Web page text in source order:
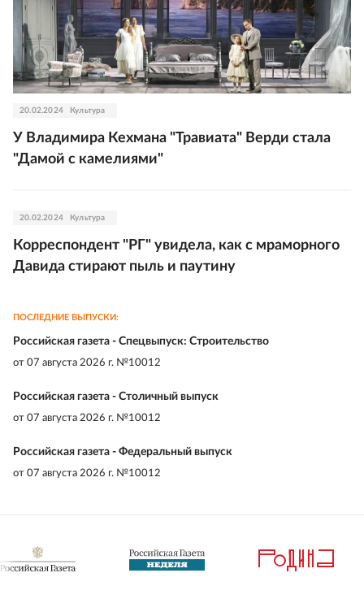
20.02.2024 Культура
У Владимира Кехмана "Травиата" Верди стала
"Дамой с камелиями"
20.02.2024 Культура
Корреспондент "РГ" увидела, как с мраморного
Давида стирают пыль и паутину
ПОСЛЕДНИЕ ВЫПУСКИ:
Российская газета - Спецвыпуск: Строительство
от 07 августа 2026 г. №10012
Российская газета - Столичный выпуск
от 07 августа 2026 г. №10012
Российская газета - Федеральный выпуск
от 07 августа 2026 г. №10012